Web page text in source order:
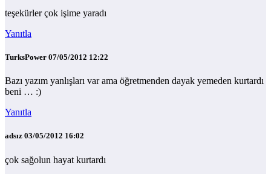
teşekürler çok işime yaradı
Yanıtla
TurksPower 07/05/2012 12:22
Bazı yazım yanlışları var ama öğretmenden dayak yemeden kurtardı
beni … :)
Yanıtla
adsız 03/05/2012 16:02
çok sağolun hayat kurtardı